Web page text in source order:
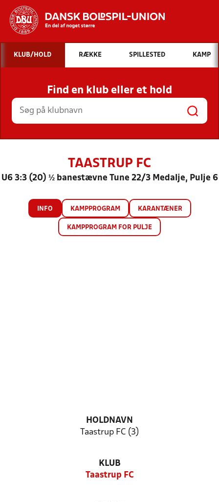
Hvad vil du søge efter?
INDHOLD OG NYHEDER
STILLINGER, RESULTATER, KLUBBER OG
HOLD
KLUB/HOLD RÆKKE SPILLESTED KAMP
Find en klub eller et hold
TAASTRUP FC
U6 3:3 (20) ½ banestævne Tune 22/3 Medalje, Pulje 6
INFO KAMPPROGRAM KARANTÆNER
KAMPPROGRAM FOR PULJE
HOLDNAVN
Taastrup FC (3)
KLUB
Taastrup FC